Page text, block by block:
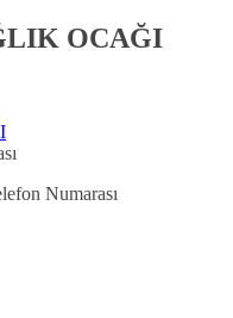
OCAĞI
Numarası